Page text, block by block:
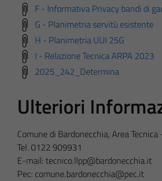
F - Informativa Privacy bandi di
G - Planimetria servitù esistente
H - Planimetria UUI 25G
I - Relazione Tecnica ARPA 2023
2025_242_Determina
Ulteriori
Comune di Bardonecchia, Area
Tel. 0122 909931
E-mail: tecnico.llpp@bardonecchia.it
Pec: comune.bardonecchia@pec.it